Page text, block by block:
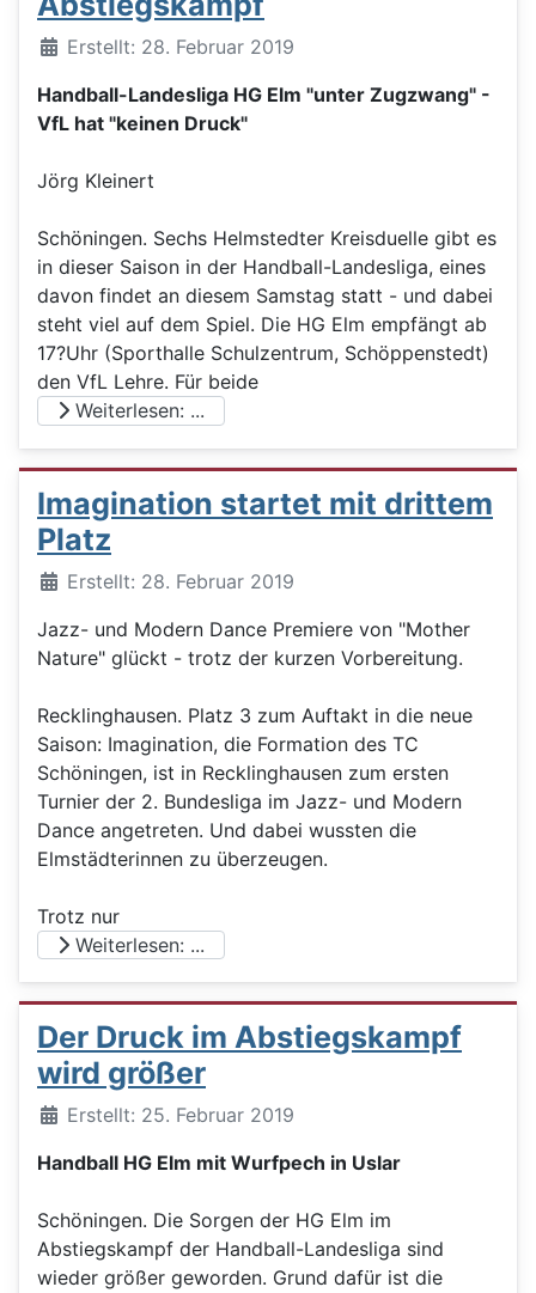
DetailsErstellt: 28. Februar 2019
Handball-Landesliga HG Elm "unter Zugzwang" -
VfL hat "keinen Druck"
Jörg Kleinert
Schöningen. Sechs Helmstedter Kreisduelle gibt es
in dieser Saison in der Handball-Landesliga, eines
davon findet an diesem Samstag statt - und dabei
steht viel auf dem Spiel. Die HG Elm empfängt ab
17?Uhr (Sporthalle Schulzentrum, Schöppenstedt)
den VfL Lehre. Für beide
Weiterlesen: ...
Imagination startet mit drittem
Platz
DetailsErstellt: 28. Februar 2019
Jazz- und Modern Dance Premiere von "Mother
Nature" glückt - trotz der kurzen Vorbereitung.
Recklinghausen. Platz 3 zum Auftakt in die neue
Saison: Imagination, die Formation des TC
Schöningen, ist in Recklinghausen zum ersten
Turnier der 2. Bundesliga im Jazz- und Modern
Dance angetreten. Und dabei wussten die
Elmstädterinnen zu überzeugen.
Trotz nur
Weiterlesen: ...
Der Druck im Abstiegskampf
wird größer
DetailsErstellt: 25. Februar 2019
Handball HG Elm mit Wurfpech in Uslar
Schöningen. Die Sorgen der HG Elm im
Abstiegskampf der Handball-Landesliga sind
wieder größer geworden. Grund dafür ist die